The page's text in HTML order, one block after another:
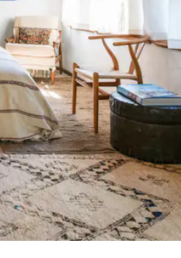
pour les parcourir ou en appuyant et